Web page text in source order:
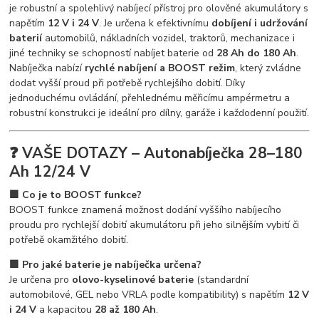
je robustní a spolehlivý nabíjecí přístroj pro olověné akumulátory s
napětím 12 V i 24 V. Je určena k efektivnímu dobíjení i udržování
bateriíautomobilů, nákladních vozidel, traktorů, mechanizace i
jiné techniky se schopností nabíjet baterie od 28 Ah do 180 Ah.
Nabíječka nabízí rychlé nabíjení a BOOST režim, který zvládne
dodat vyšší proud při potřebě rychlejšího dobití. Díky
jednoduchému ovládání, přehlednému měřicímu ampérmetru a
robustní konstrukci je ideální pro dílny, garáže i každodenní použití.
❓ VAŠE DOTAZY – Autonabíječka 28–180
Ah 12/24 V
🟩 Co je to BOOST funkce?
BOOST funkce znamená možnost dodání vyššího nabíjecího
proudu pro rychlejší dobití akumulátoru při jeho silnějším vybití či
potřebě okamžitého dobití.
🟩 Pro jaké baterie je nabíječka určena?
Je určena pro olovo-kyselinové baterie (standardní
automobilové, GEL nebo VRLA podle kompatibility) s napětím 12 V
i 24 V a kapacitou 28 až 180 Ah.